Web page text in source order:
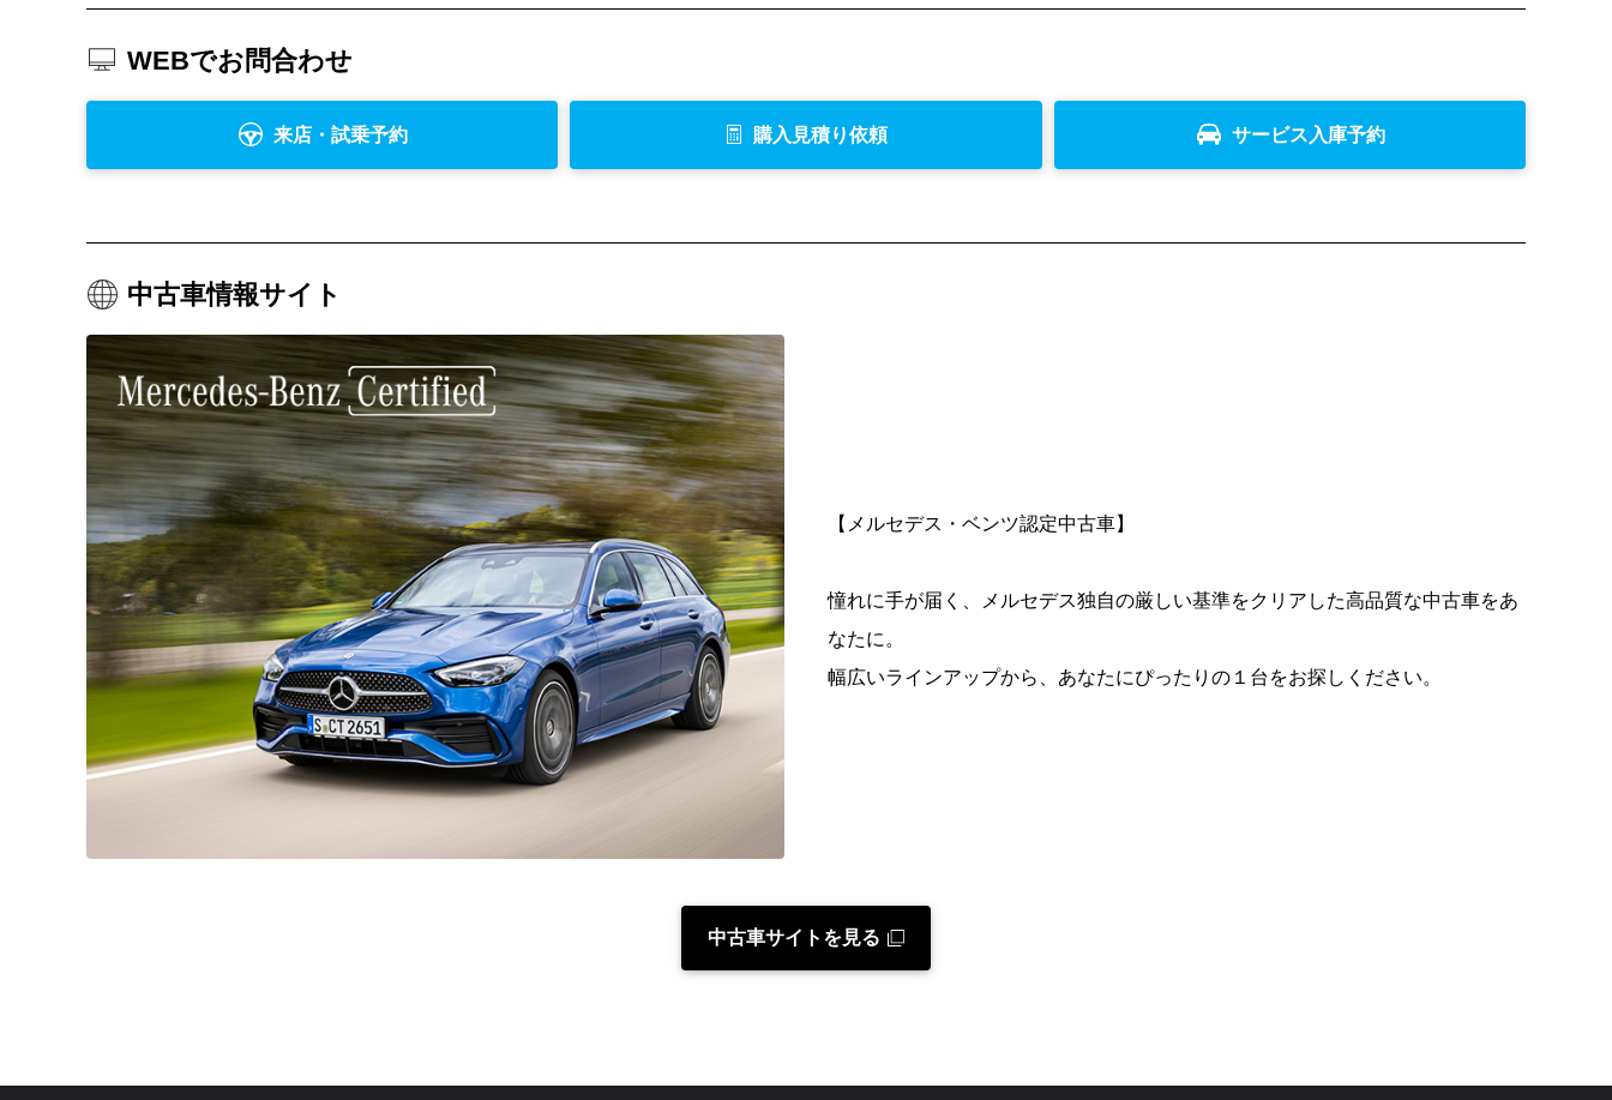
WEBでお問合わせ
来店・試乗予約 購入見積り依頼 サービス入庫予約
中古車情報サイト
【メルセデス・ベンツ認定中古車】
憧れに手が届く、メルセデス独自の厳しい基準をクリアした高品質な中古車をあ
なたに。
幅広いラインアップから、あなたにぴったりの１台をお探しください。
中古車サイトを見る